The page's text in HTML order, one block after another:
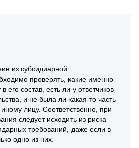
из субсидиарной
проверять, какие именно
его состав, есть ли у ответчиков
и не была ли какая-то часть
лицу. Соответственно, при
следует исходить из риска
требований, даже если в
одно из них.